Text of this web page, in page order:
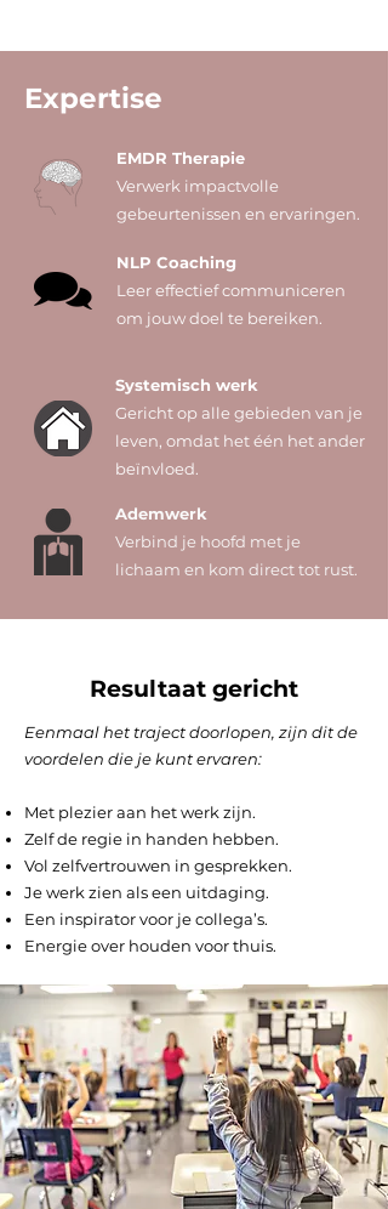
Expertise
EMDR Therapie
Verwerk impactvolle
gebeurtenissen en ervaringen.
NLP Coaching
Leer effectief communiceren
om jouw doel te bereiken.
Systemisch werk
Gericht op alle gebieden van je
leven, omdat het één het ander
beïnvloed.
Ademwerk
Verbind je hoofd met je
lichaam en kom direct tot rust.
Resultaat gericht
Eenmaal het traject doorlopen, zijn dit de
voordelen die je kunt ervaren:
Met plezier aan het werk zijn.
Zelf de regie in handen hebben.
Vol zelfvertrouwen in gesprekken.
Je werk zien als een uitdaging.
Een inspirator voor je collega’s.
Energie over houden voor thuis.